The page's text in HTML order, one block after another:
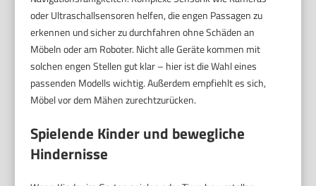
oder Ultraschallsensoren helfen, die engen Passagen zu
erkennen und sicher zu durchfahren ohne Schäden an
Möbeln oder am Roboter. Nicht alle Geräte kommen mit
solchen engen Stellen gut klar – hier ist die Wahl eines
passenden Modells wichtig. Außerdem empfiehlt es sich,
Möbel vor dem Mähen zurechtzurücken.
Spielende Kinder und bewegliche
Hindernisse